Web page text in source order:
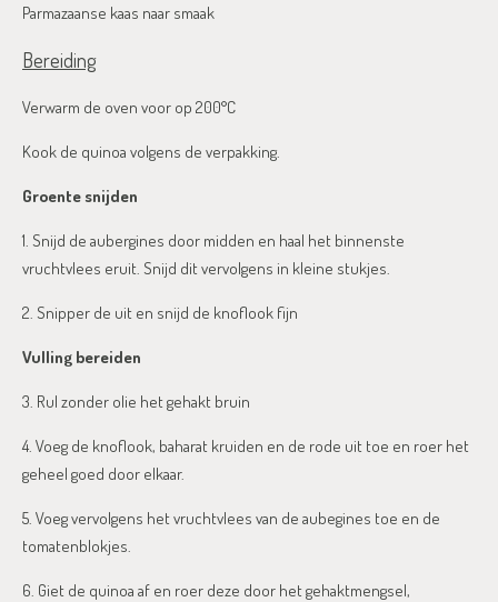
Parmazaanse kaas naar smaak
Bereiding
Verwarm de oven voor op 200°C
Kook de quinoa volgens de verpakking.
Groente snijden
1. Snijd de aubergines door midden en haal het binnenste
vruchtvlees eruit. Snijd dit vervolgens in kleine stukjes.
2. Snipper de uit en snijd de knoflook fijn
Vulling bereiden
3. Rul zonder olie het gehakt bruin
4. Voeg de knoflook, baharat kruiden en de rode uit toe en roer het
geheel goed door elkaar.
5. Voeg vervolgens het vruchtvlees van de aubegines toe en de
tomatenblokjes.
6. Giet de quinoa af en roer deze door het gehaktmengsel,